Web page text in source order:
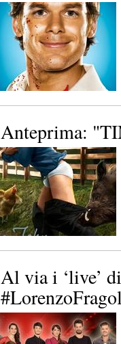
Anteprima:
Al via i ‘live’